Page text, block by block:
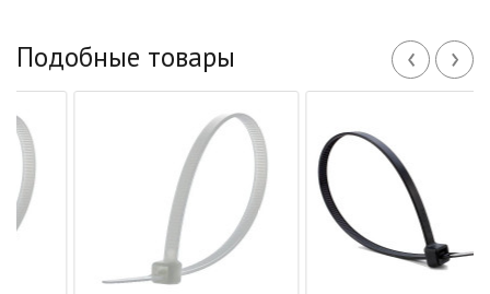
Подобные товары ‹ ›